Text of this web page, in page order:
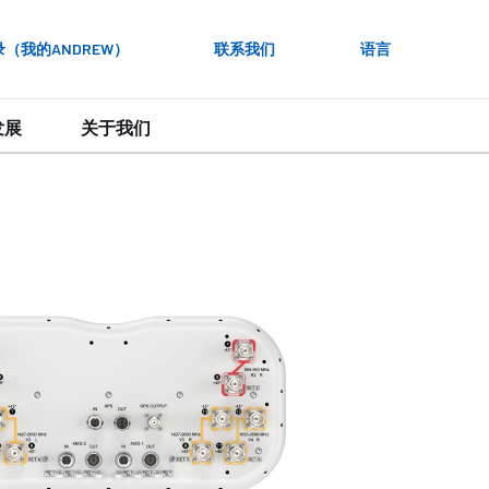
我的ANDREW） 联系我们 语言
展 关于我们